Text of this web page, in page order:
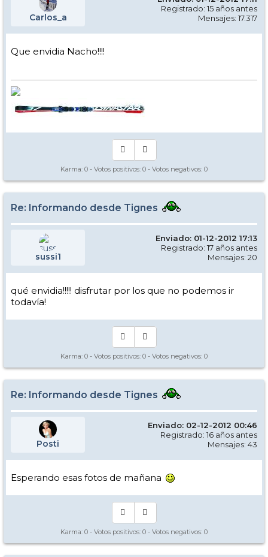
Carlos_a
Registrado: 15 años antes
Mensajes: 17.317
Que envidia Nacho!!!!
Karma: 0 - Votos positivos: 0 - Votos negativos: 0
Re: Informando desde Tignes
sussi1
Enviado: 01-12-2012 17:13
Registrado: 17 años antes
Mensajes: 20
qué envidia!!!!! disfrutar por los que no podemos ir
todavía!
Karma: 0 - Votos positivos: 0 - Votos negativos: 0
Re: Informando desde Tignes
Posti
Enviado: 02-12-2012 00:46
Registrado: 16 años antes
Mensajes: 43
Esperando esas fotos de mañana
Karma: 0 - Votos positivos: 0 - Votos negativos: 0